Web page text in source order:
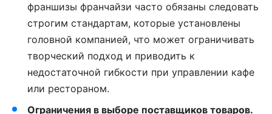
франшизы франчайзи часто обязаны следовать
строгим стандартам, которые установлены
головной компанией, что может ограничивать
творческий подход и приводить к
недостаточной гибкости при управлении кафе
или рестораном.
Ограничения в выборе поставщиков товаров.